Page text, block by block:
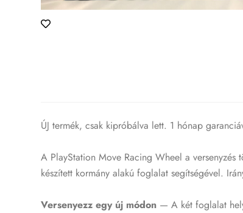
ÚJ termék, csak kipróbálva lett. 1 hónap
A PlayStation Move Racing Wheel a
készített kormány alakú foglalat segítségével.
Versenyezz egy új módon — A két foglalat